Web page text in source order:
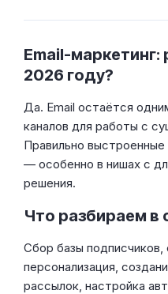
Email-маркетинг:
2026 году?
Да. Email остаётся
каналов для работы с
Правильно
— особенно в нишах с
решения.
Что разбираем в
Сбор базы подписчиков,
персонализация,
рассылок, настройка